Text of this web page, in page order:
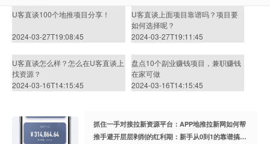
U客直谈100个地推项目分享！
2024-03-27T19:08:45
U客直谈上面项目靠谱吗？项目要
如何选择呢？
2024-03-27T19:11:45
U客直谈怎么样？怎么在U客直谈上
找资源？
2024-03-16T14:15:45
盘点10个副业赚钱项目，兼职赚钱
在家可做
2024-03-16T14:15:45
抓住一手对接拉新资源平台：APP地推拉新网如何帮
推手避开层层剥削的红利期：新手从0到1的靠谱搞钱